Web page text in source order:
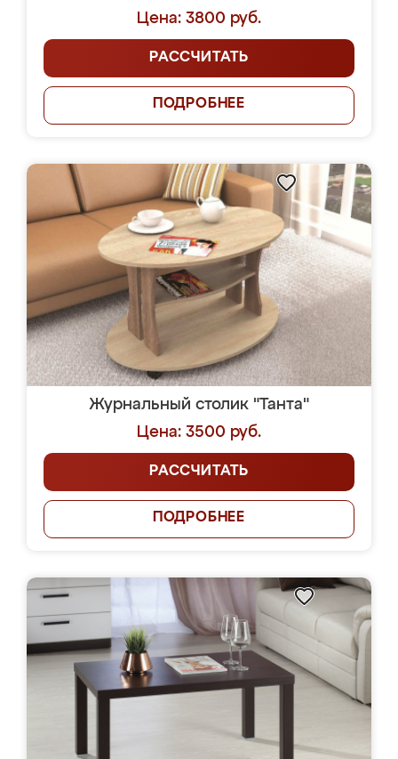
Цена: 3800 руб.
РАССЧИТАТЬ
ПОДРОБНЕЕ
Журнальный столик "Танта"
Цена: 3500 руб.
РАССЧИТАТЬ
ПОДРОБНЕЕ